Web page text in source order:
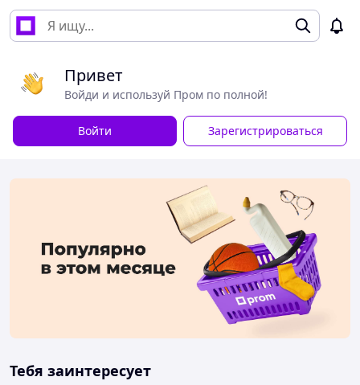
Привет
Войди и используй Пром по полной!
Войти Зарегистрироваться
Тебя заинтересует